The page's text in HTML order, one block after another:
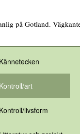
på Gotland.
Kännetecken
Kontroll/art
Kontroll/livsform